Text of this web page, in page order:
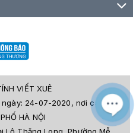
VIẾT XUÊ
24-07-2020, nơi cấp SỞ
HÀ NỘI